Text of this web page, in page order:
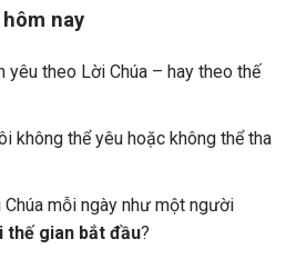
nay
yêu theo Lời Chúa – hay theo thế
không thể yêu hoặc không thể tha
mỗi ngày như một người
gian bắt đầu?